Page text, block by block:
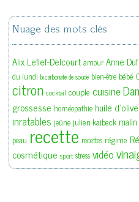
Nuage des mots clés
Alix Lefief-Delcourt amour Anne
du lundi bicarbonate de soude bien-être bébé
citron cocktail couple cuisine
grossesse homéopathie huile d'olive
inratables jeûne julien kaibeck malin
peau recette recettes régime
cosmétique sport stress vidéo